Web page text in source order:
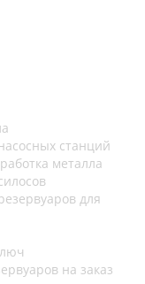
станций
металла
для
на заказ